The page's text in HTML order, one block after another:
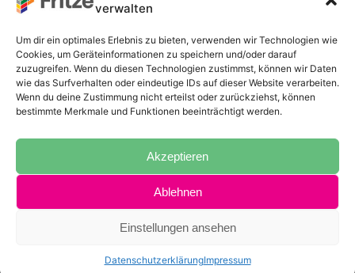
verwalten
Um dir ein optimales Erlebnis zu bieten, verwenden wir Technologien wie
Cookies, um Geräteinformationen zu speichern und/oder darauf
zuzugreifen. Wenn du diesen Technologien zustimmst, können wir Daten
wie das Surfverhalten oder eindeutige IDs auf dieser Website verarbeiten.
Wenn du deine Zustimmung nicht erteilst oder zurückziehst, können
bestimmte Merkmale und Funktionen beeinträchtigt werden.
Akzeptieren
Ablehnen
Einstellungen ansehen
DatenschutzerklärungImpressum
TRANSLATE